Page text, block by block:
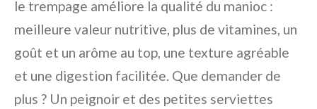
le trempage améliore la qualité du manioc :
meilleure valeur nutritive, plus de vitamines, un
goût et un arôme au top, une texture agréable
et une digestion facilitée. Que demander de
plus ? Un peignoir et des petites serviettes